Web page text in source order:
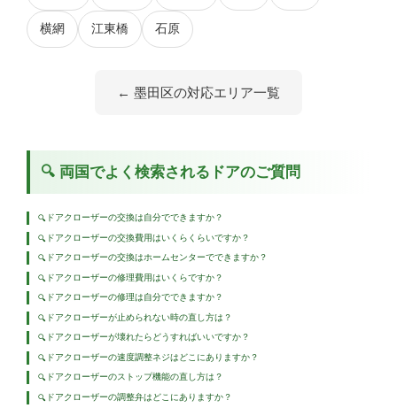
横網 江東橋 石原
← 墨田区の対応エリア一覧
🔍 両国でよく検索されるドアのご質問
🔍 ドアクローザーの交換は自分でできますか？
🔍 ドアクローザーの交換費用はいくらくらいですか？
🔍 ドアクローザーの交換はホームセンターでできますか？
🔍 ドアクローザーの修理費用はいくらですか？
🔍 ドアクローザーの修理は自分でできますか？
🔍 ドアクローザーが止められない時の直し方は？
🔍 ドアクローザーが壊れたらどうすればいいですか？
🔍 ドアクローザーの速度調整ネジはどこにありますか？
🔍 ドアクローザーのストップ機能の直し方は？
🔍 ドアクローザーの調整弁はどこにありますか？